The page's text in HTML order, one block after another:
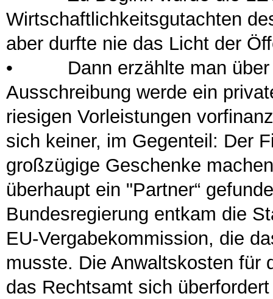
Wirtschaftlichkeitsgutachten
aber durfte nie das Licht der
• Dann erzählte man über
Ausschreibung werde ein
riesigen Vorleistungen
sich keiner, im Gegenteil: Der
großzügige Geschenke
überhaupt ein "Partner“
Bundesregierung entkam die
EU-Vergabekommission, die
musste. Die Anwaltskosten für
das Rechtsamt sich